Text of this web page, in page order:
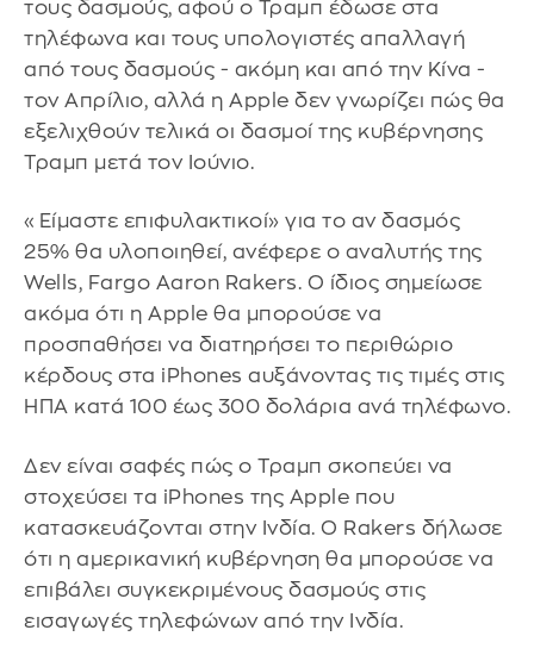
τους δασμούς, αφού ο Τραμπ έδωσε στα
τηλέφωνα και τους υπολογιστές απαλλαγή
από τους δασμούς - ακόμη και από την Κίνα -
τον Απρίλιο, αλλά η Apple δεν γνωρίζει πώς θα
εξελιχθούν τελικά οι δασμοί της κυβέρνησης
Τραμπ μετά τον Ιούνιο.
«Είμαστε επιφυλακτικοί» για το αν δασμός
25% θα υλοποιηθεί, ανέφερε ο αναλυτής της
Wells, Fargo Aaron Rakers. Ο ίδιος σημείωσε
ακόμα ότι η Apple θα μπορούσε να
προσπαθήσει να διατηρήσει το περιθώριο
κέρδους στα iPhones αυξάνοντας τις τιμές στις
ΗΠΑ κατά 100 έως 300 δολάρια ανά τηλέφωνο.
Δεν είναι σαφές πώς ο Τραμπ σκοπεύει να
στοχεύσει τα iPhones της Apple που
κατασκευάζονται στην Ινδία. Ο Rakers δήλωσε
ότι η αμερικανική κυβέρνηση θα μπορούσε να
επιβάλει συγκεκριμένους δασμούς στις
εισαγωγές τηλεφώνων από την Ινδία.